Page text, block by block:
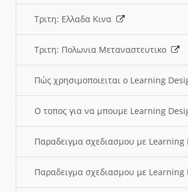
Τριτη: Ελλαδα Κινα
Τριτη: Πολωνια Μεταναστευτικο
Πώς χρησιμοποιειται ο Learning
O τοπος για να μπουμε Learning
Παραδειγμα σχεδιασμου με
Παραδειγμα σχεδιασμου με